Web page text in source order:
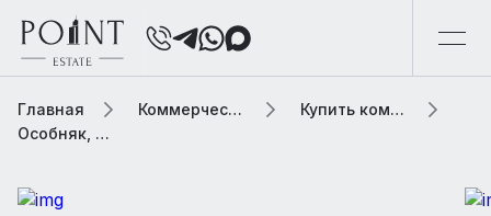
Главная Коммерческая элитная недвижимость
Купить коммерческую недвижимость
Особняк, м2